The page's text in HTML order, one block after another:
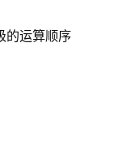
的运算顺序